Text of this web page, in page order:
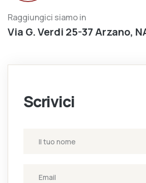
Raggiungici siamo in
Via G. Verdi 25-37 Arzano,
Scrivici